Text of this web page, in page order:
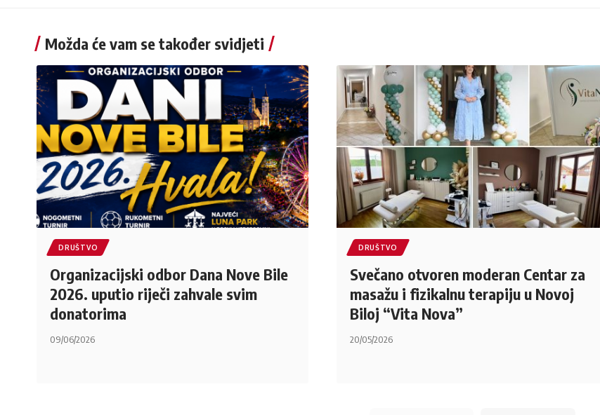
Možda će vam se također svidjeti
DRUŠTVO
Organizacijski odbor Dana Nove Bile
2026. uputio riječi zahvale svim
donatorima
09/06/2026
DRUŠTVO
Svečano otvoren moderan Centar za
masažu i fizikalnu terapiju u Novoj
Biloj “Vita Nova”
20/05/2026